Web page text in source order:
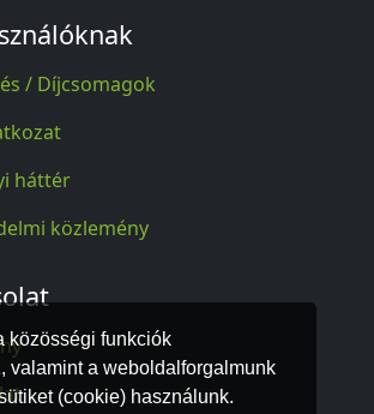
közösségi funkciók
valamint a weboldalforgalmunk
(cookie) használunk.
/ Díjcsomagok
háttér
közlemény